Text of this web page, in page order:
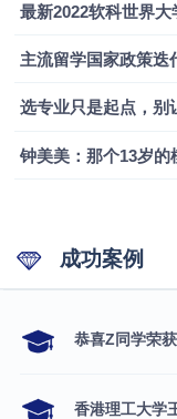
最新2022软科世界
主流留学国家政策迭
选专业只是起点，别
成功案例
恭喜Z同学荣
香港理工大学